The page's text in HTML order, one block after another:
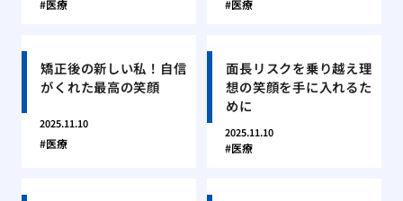
医療 医療
矯正後の新しい私！自信
がくれた最高の笑顔
2025.11.10
医療
面長リスクを乗り越え理
想の笑顔を手に入れるた
めに
2025.11.10
医療